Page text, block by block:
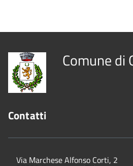
Comune di
Contatti
Via Marchese Alfonso Corti, 2